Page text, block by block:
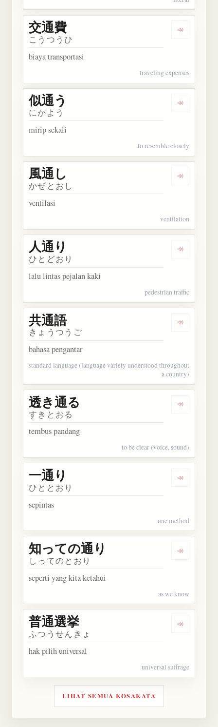
Dengarkan
交通費
こうつうひ
biaya transportasi
traveling expenses
Dengarkan
似通う
にかよう
mirip sekali
to resemble closely
Dengarkan
風通し
かぜとおし
ventilasi
ventilation
Dengarkan
人通り
ひとどおり
lalu lintas pejalan kaki
pedestrian traffic
Dengarkan
共通語
きょうつうご
bahasa pengantar
standard language (language variety understood throughout
a country)
Dengarkan
透き通る
すきとおる
tembus pandang
to be clear (voice, sound)
Dengarkan
一通り
ひととおり
sepintas
one method
Dengarkan
知っての通り
しってのとおり
seperti yang kita ketahui
as we know
Dengarkan
普通選挙
ふつうせんきょ
hak pilih universal
universal suffrage
LIHAT SEMUA KOSAKATA